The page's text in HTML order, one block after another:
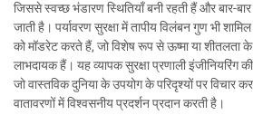
जिससे स्वच्छ भंडारण स्थितियाँ बनी रहती हैं और बार-
जाती है। पर्यावरण सुरक्षा में तापीय विलंबन गुण भी
को मॉडरेट करते हैं, जो विशेष रूप से ऊष्मा या
लाभदायक हैं। यह व्यापक सुरक्षा प्रणाली इंजीनियरिंग
जो वास्तविक दुनिया के उपयोग के परिदृश्यों पर विचार
वातावरणों में विश्वसनीय प्रदर्शन प्रदान करती है।